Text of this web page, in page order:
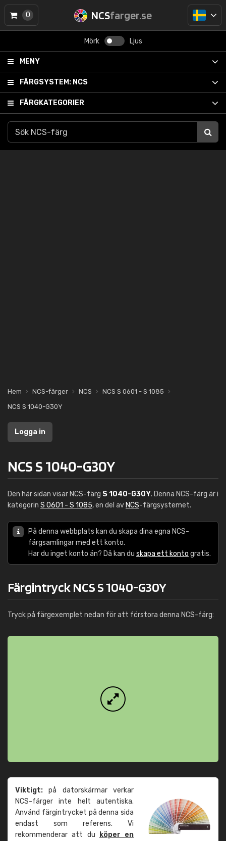
NCSfarger.se
Mörk Ljus
MENY
FÄRGSYSTEM: NCS
FÄRGKATEGORIER
0
Hem NCS-färger NCS
NCS S 0601 - S 1085
NCS S 1040-G30Y
Logga in
NCS S 1040-G30Y
Den här sidan visar NCS-färg S 1040-G30Y. Denna NCS-färg är i
kategorin S 0601 - S 1085, en del av NCS-färgsystemet.
På denna webbplats kan du skapa dina egna NCS-
färgsamlingar med ett konto.
Har du inget konto än? Då kan du skapa ett konto gratis.
Färgintryck NCS S 1040-G30Y
Tryck på färgexemplet nedan för att förstora denna NCS-färg:
Viktigt: på datorskärmar verkar
NCS-färger inte helt autentiska.
Använd färgintrycket på denna sida
endast som referens. Vi
rekommenderar att du
köper en